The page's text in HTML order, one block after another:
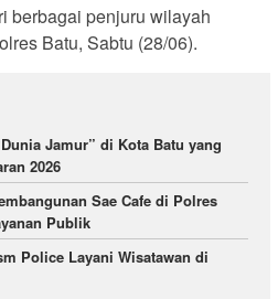
berbagai penjuru wilayah
Batu, Sabtu (28/06).
Jamur” di Kota Batu yang
2026
Sae Cafe di Polres
Publik
Police Layani Wisatawan di